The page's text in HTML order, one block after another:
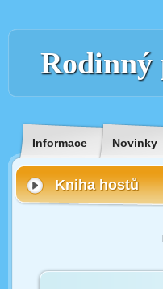
Rodinný
Informace Novinky
Kniha hostů